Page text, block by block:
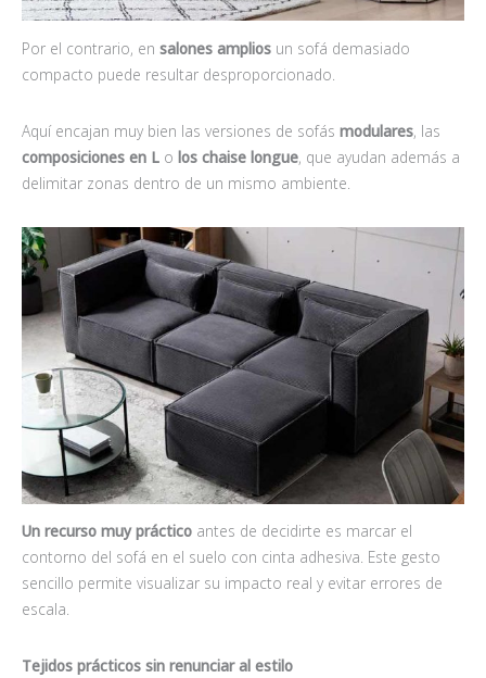
Por el contrario, en salones amplios un sofá demasiado
compacto puede resultar desproporcionado.
Aquí encajan muy bien las versiones de sofás modulares, las
composiciones en L o los chaise longue, que ayudan además a
delimitar zonas dentro de un mismo ambiente.
Un recurso muy práctico antes de decidirte es marcar el
contorno del sofá en el suelo con cinta adhesiva. Este gesto
sencillo permite visualizar su impacto real y evitar errores de
escala.
Tejidos prácticos sin renunciar al estilo